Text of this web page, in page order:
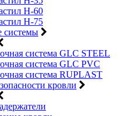
Н-60
Н-75
системы
система GLC STEEL
система GLC PVC
система RUPLAST
кровли